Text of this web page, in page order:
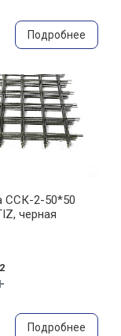
Подробнее
ССК-2-50*50
черная
Подробнее